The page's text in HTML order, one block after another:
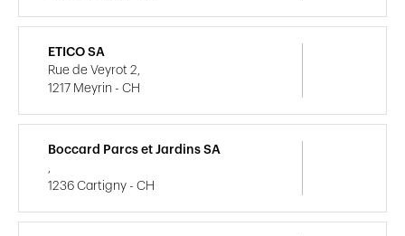
ETICO SA
Rue de Veyrot 2,
1217 Meyrin - CH
Boccard Parcs et Jardins SA
,
1236 Cartigny - CH